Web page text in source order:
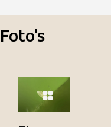
Foto's